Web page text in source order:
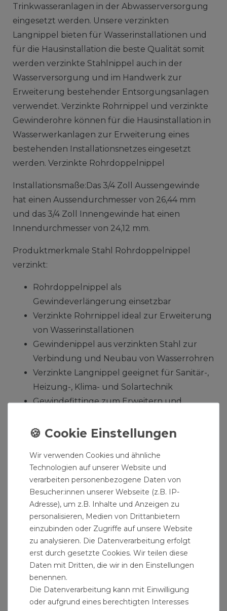
Trinkwasseranlagen in der Abwasserversorgung
eingesetzt werden. Unsere verzinkten
Langnippel bieten für Wasserinstallationen und
für die Hausinstallation die beste Qualität somit
werden verzinkte Stahlnippel auch in der
Wasserversorgung und im Handwerk zur
Erweiterung bestehender Entsorgungsanlagen
verwendet. Verzinkte Rohrnippel und verzinkte
Gewinderohre können für die Hausinstallation in
Wasserwerkanlagen zur Erweiterung eines
bestehenden Installationsnetzes eingesetzt
werden. Verzinkte Rohrdoppelnippel
Installationsmaße:Das 3/4 Zoll Aussengewinde
hat einen Aussendurchmesser von 26,44 mm
und das 3/4 Zoll Innengewinde hat einen
Innendurchmesser von 24,12 mm.
Produktmerkmale Stahl Rohrdoppelnippel
verzinkt:
Rohrdoppelnippel als
Gewindeverlängerung einsetzbar
Verzinkte Rohrnippel ideal zur Erweiterung
von Wasserinstallationen
Gewindenippel aus verzinkten Stahl zur
Verbindung und Neubau von Wasserrohren
Verzinkte Langnippel geeignet für Sanitär-,
Heizung-, Klima- und Solartechnik
Gewindefittinge zum Erweitern und
Temperguss Formteile mit metrischen
Rohrfittinge zum Anschluss von Bauteilen,
Rohren und Armaturen
Produktdetails:
Rohrnippel verzinkt
Grösse: 3/4" Zoll
Länge: 500 mm
nach DIN 2440
Rohrdoppelnippel
Material: Stahl
Nennweite DN20
Wir verwenden Cookies und ähnliche
Technologien auf unserer Website und
verarbeiten personenbezogene Daten von
Besucher:innen unserer Webseite (z.B. IP-
Adresse), um z.B. Inhalte und Anzeigen zu
personalisieren, Medien von Drittanbietern
einzubinden oder Zugriffe auf unsere Website
zu analysieren. Die Datenverarbeitung erfolgt
erst durch gesetzte Cookies. Wir teilen diese
Daten mit Dritten, die wir in den Einstellungen
benennen.
Die Datenverarbeitung kann mit Einwilligung
oder aufgrund eines berechtigten Interesses